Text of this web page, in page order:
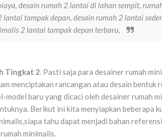
desain rumah 2 lantai di lahan sempit,
tampak depan, desain rumah 2 lantai
2 lantai tampak depan terbaru,
Tingkat 2. Pasti saja para desainer rumah
menciptakan rancangan atau desain bentuk
model baru yang dicaci oleh desainer rumah
Berikut ini kita menyiapkan beberapa
tahu dapat menjadi bahan
minimalis.